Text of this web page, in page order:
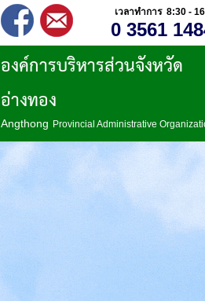
เวลาทำการ 8:30 -
0 3561
องค์การบริหารส่วนจังหวัด
อ่างทอง
Angthong Provincial Administrative